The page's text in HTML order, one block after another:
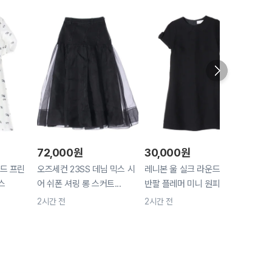
프린
72,000원
오즈세컨 23SS 데님 믹스 시
어 쉬폰 셔링 롱 스커트...
2시간 전
30,000원
레니본 울 실크 라운드 카라
반팔 플레머 미니 원피스
2시간 전